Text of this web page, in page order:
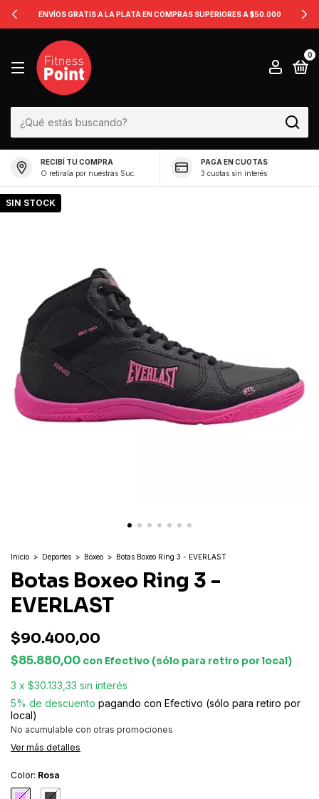
ENVÍOS GRATIS A LA PLATA EN COMPRAS SUPERIORES A $50.000
0
RECIBÍ TU COMPRA
O retirala por nuestras Suc.
PAGA EN CUOTAS
3 cuotas sin interés
SIN STOCK
Inicio > Deportes > Boxeo > Botas Boxeo Ring 3 - EVERLAST
Botas Boxeo Ring 3 -
EVERLAST
$90.400,00
$85.880,00 con Efectivo (sólo para retiro por local)
3 x $30.133,33 sin interés
5% de descuento pagando con Efectivo (sólo para retiro por
local)
No acumulable con otras promociones
Ver más detalles
Color: Rosa